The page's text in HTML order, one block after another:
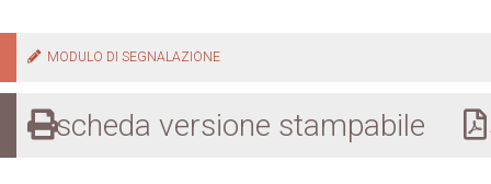
MODULO DI SEGNALAZIONE
scheda versione stampabile